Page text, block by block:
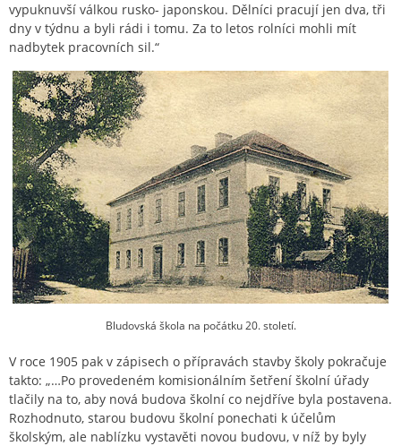
vypuknuvší válkou rusko- japonskou. Dělníci pracují jen dva, tři
dny v týdnu a byli rádi i tomu. Za to letos rolníci mohli mít
nadbytek pracovních sil.“
Bludovská škola na počátku 20. století.
V roce 1905 pak v zápisech o přípravách stavby školy pokračuje
takto: „…Po provedeném komisionálním šetření školní úřady
tlačily na to, aby nová budova školní co nejdříve byla postavena.
Rozhodnuto, starou budovu školní ponechati k účelům
školským, ale nablízku vystavěti novou budovu, v níž by byly